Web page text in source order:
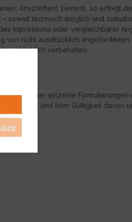
Anschriften) besteht, so erfolgt
soweit technisch möglich und
Impressums oder vergleichbarer
von nicht ausdrücklich angeforderten
ausdrücklich vorbehalten.
Teile oder einzelne
Inhalt und ihrer Gültigkeit davon